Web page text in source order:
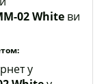
02 White ви
у